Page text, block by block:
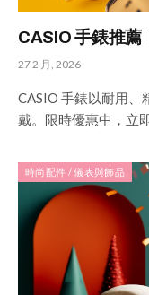
CASIO 手錶推薦
27 2 月, 2026
CASIO 手錶以耐用、
戴。限時優惠中，立
時尚配件 / 儀表與飾品